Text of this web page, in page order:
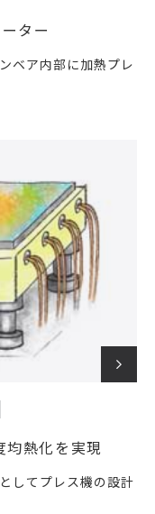
ター
ベア内部に加熱プレ
均熱化を実現
してプレス機の設計